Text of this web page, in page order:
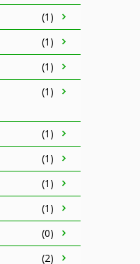
(1)
(1)
(1)
(1)
(1)
(1)
(1)
(1)
(0)
(2)